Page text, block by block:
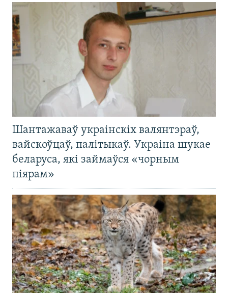
Шантажаваў украінскіх валянтэраў,
вайскоўцаў, палітыкаў. Украіна шукае
беларуса, які займаўся «чорным
піярам»